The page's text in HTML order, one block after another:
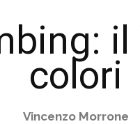
il
colori
Vincenzo Morrone